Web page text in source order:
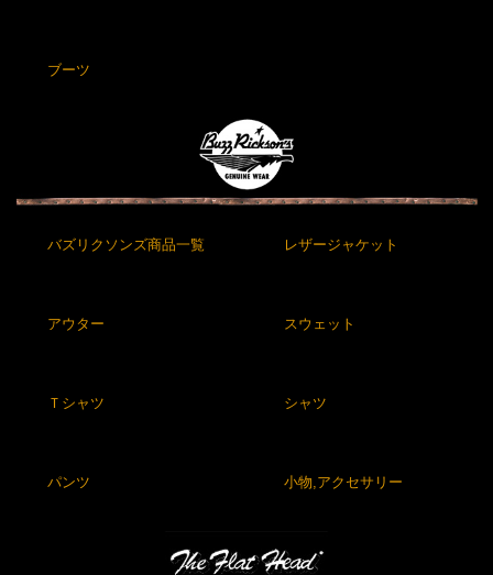
ブーツ
バズリクソンズ商品一覧 レザージャケット
アウター スウェット
Ｔシャツ シャツ
パンツ 小物,アクセサリー